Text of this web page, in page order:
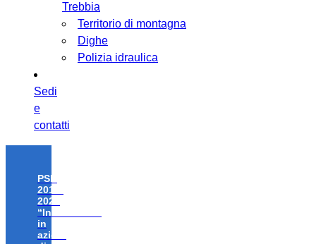
Trebbia
Territorio di montagna
Dighe
Polizia idraulica
Sedi
e
contatti
PSR
2014-
2020
“Investimenti
in
azioni